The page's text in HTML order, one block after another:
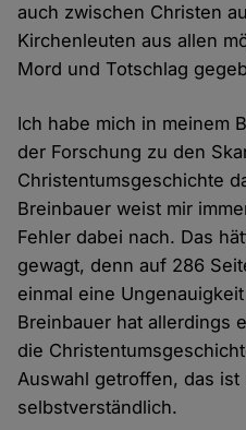
auch zwischen Christen
Kirchenleuten aus allen
Mord und Totschlag
Ich habe mich in meinem
der Forschung zu den
Christentumsgeschichte
Breinbauer weist mir
Fehler dabei nach. Das
gewagt, denn auf 286
einmal eine
Breinbauer hat allerdings
die
Auswahl getroffen, das ist
selbstverständlich.